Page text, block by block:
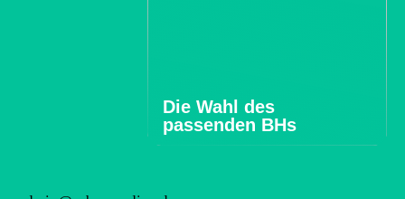
Die Wahl des
passenden BHs